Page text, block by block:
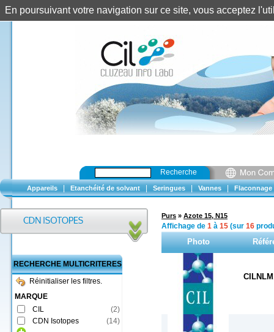
Recherche
Appareils Etanchéité de solvant Seringues Vannes Flaconnage
RECHERCHE MULTICRITERES
Réinitialiser les filtres.
MARQUE
CIL
(2)
CDN Isotopes
(14)
Purs » Azote 15, N15
Affichage de 1 à 15 (sur 16
Photo
En poursuivant votre navigation sur ce site, vous acceptez